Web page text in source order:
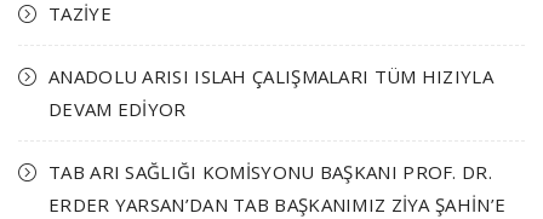
TAZİYE
ANADOLU ARISI ISLAH ÇALIŞMALARI TÜM HIZIYLA
DEVAM EDİYOR
TAB ARI SAĞLIĞI KOMİSYONU BAŞKANI PROF. DR.
ERDER YARSAN’DAN TAB BAŞKANIMIZ ZİYA ŞAHİN’E